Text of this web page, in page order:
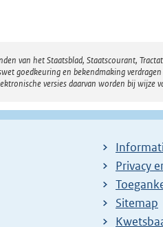
van het Staatsblad, Staatscourant,
goedkeuring en bekendmaking
versies daarvan worden bij wijze
Privacy
Sitemap
E